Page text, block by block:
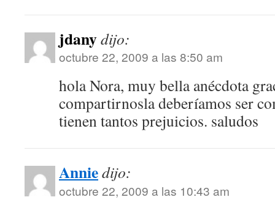
jdanydijo:
octubre 22, 2009 a las 8:50 am
hola Nora, muy bella anécdota
compartirnosla deberíamos ser
tienen tantos prejuicios. saludos
Anniedijo:
octubre 22, 2009 a las 10:43 am